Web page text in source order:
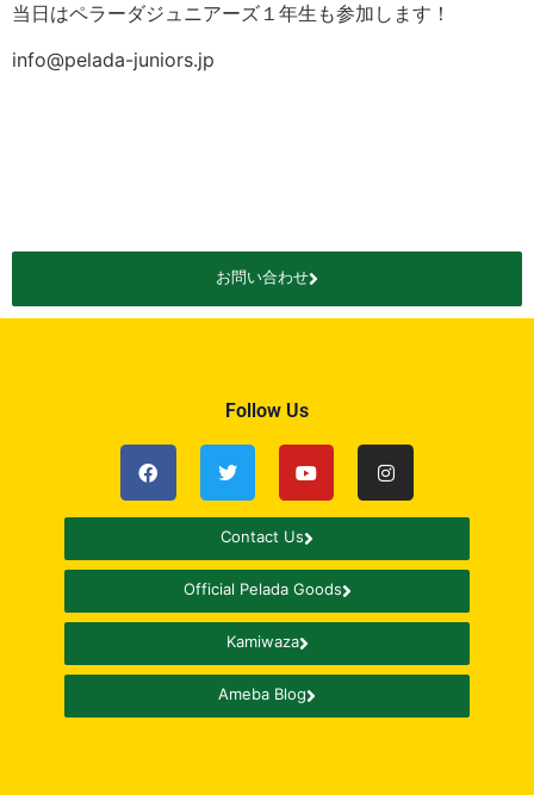
当日はペラーダジュニアーズ１年生も参加します！
info@pelada-juniors.jp
お問い合わせ
Follow Us
Contact Us
Official Pelada Goods
Kamiwaza
Ameba Blog